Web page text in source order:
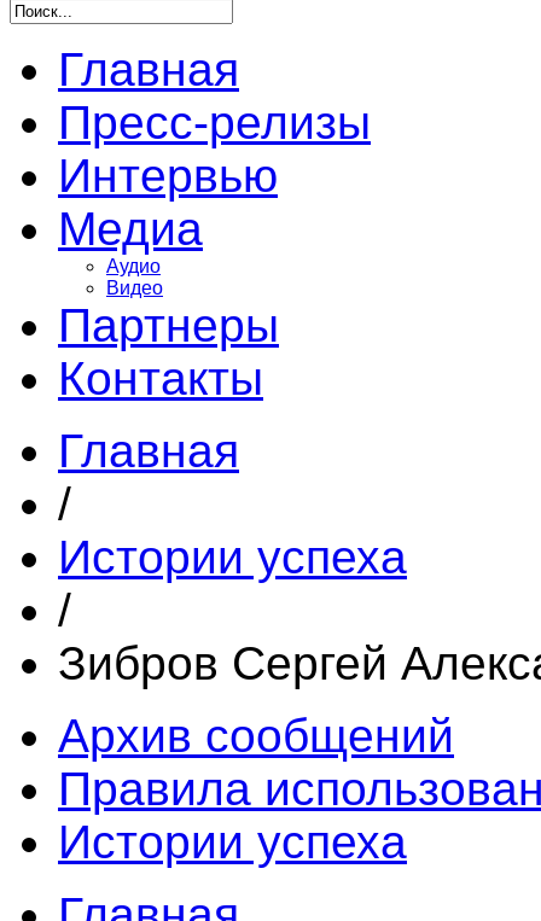
Главная
Пресс-релизы
Интервью
Медиа
Аудио
Видео
Партнеры
Контакты
Главная
/
Истории успеха
/
Зибров Сергей
Архив сообщений
Правила
Истории успеха